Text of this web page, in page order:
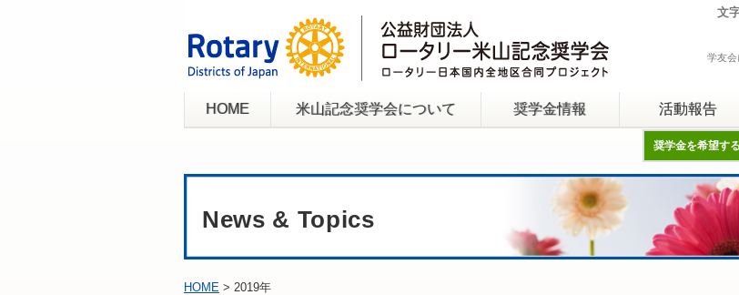
文
学友会
HOME 米山記念奨学会について 奨学金情報 活動報告
奨学金を希望す
News & Topics
HOME > 2019年